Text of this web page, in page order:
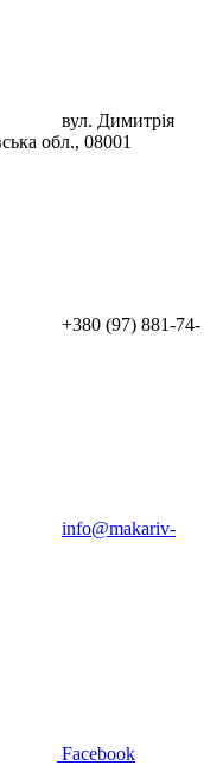
вул. Димитрія
обл., 08001
+380 (97) 881-74-
info@makariv-
Facebook